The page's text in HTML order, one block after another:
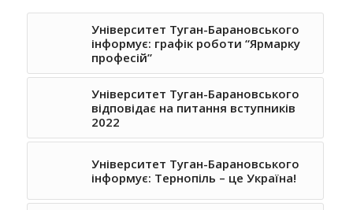
Університет Туган-Барановського
інформує: графік роботи “Ярмарку
професій”
Університет Туган-Барановського
відповідає на питання вступників
2022
Університет Туган-Барановського
інформує: Тернопіль – це Україна!